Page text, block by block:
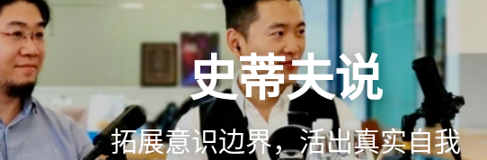
史蒂夫说
拓展意识边界，活出真实自我